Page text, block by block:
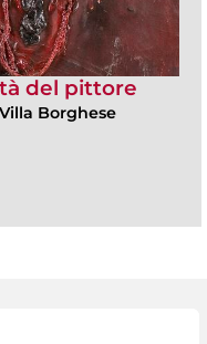
del pittore
Borghese